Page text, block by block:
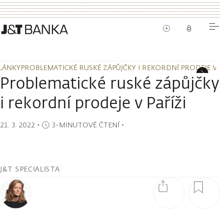
PROBLEMATICKÉ RUSKÉ ZÁPŮJČKY I REKORDNÍ PRODEJE V
PROBLEMATICKÉ RUSKÉ ZÁPŮJČKY I REKORDNÍ PRODEJE V
Problematické ruské zápůjčky
i rekordní prodeje v Paříži
21. 3. 2022 ・ 3-MINUTOVÉ ČTENÍ・
J&T SPECIALISTA